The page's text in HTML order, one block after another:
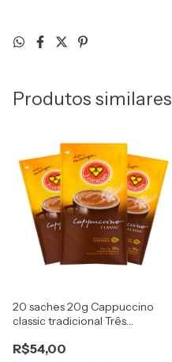
Produtos similares
20 saches 20g Cappuccino
classic tradicional Três
R$54,00